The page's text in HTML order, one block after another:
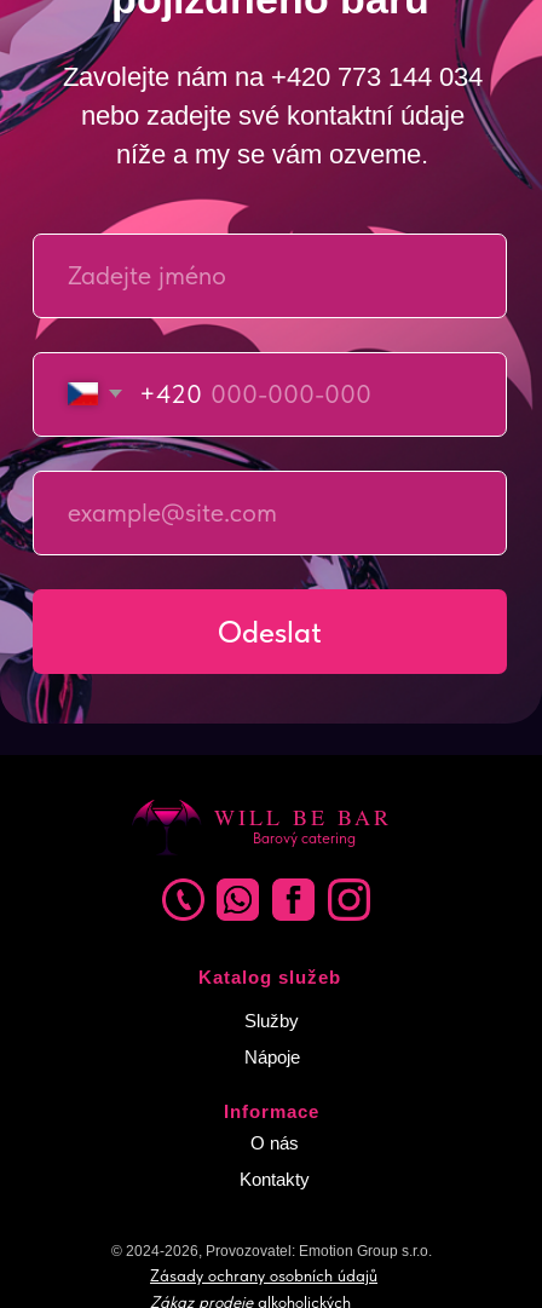
Katalog služeb
Služby
Nápoje
O nás
Kontakty
Informace
© 2024-2026, Provozovatel: Emotion Group s.r.o.
Zásady ochrany osobních údajů
WILL BE BAR
Barový catering
Zákaz prodejealkoholických